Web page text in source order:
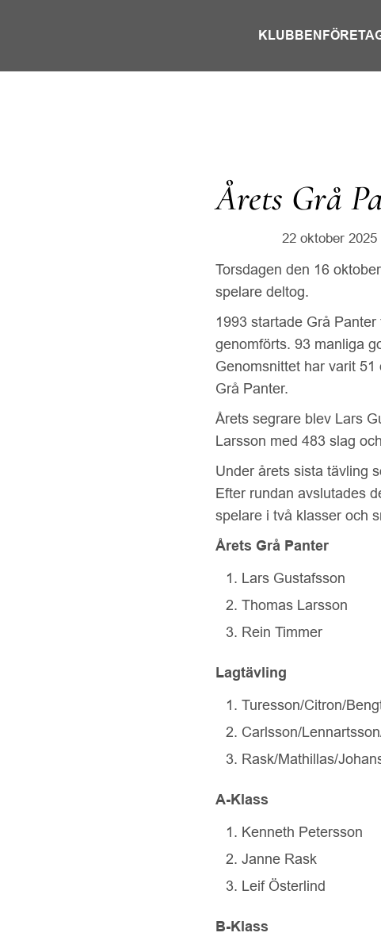
KLUBBEN
Årets Grå
22 oktober 2025
Torsdagen den 16
spelare deltog.
1993 startade Grå
genomförts. 93 manliga
Genomsnittet har varit
Grå Panter.
Årets segrare blev Lars
Larsson med 483 slag
Under årets sista tävling
Efter rundan avslutades
spelare i två klasser och
Årets Grå Panter
Lars Gustafsson
Thomas Larsson
Rein Timmer
Lagtävling
Turesson/Citron/
Carlsson/
Rask/Mathillas/
A-Klass
Kenneth Petersson
Janne Rask
Leif Österlind
B-Klass